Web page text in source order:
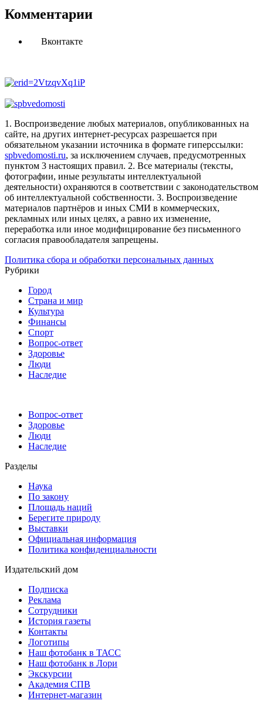
Комментарии
Вконтакте
1. Воспроизведение любых материалов, опубликованных на
сайте, на других интернет-ресурсах разрешается при
обязательном указании источника в формате гиперссылки:
spbvedomosti.ru, за исключением случаев, предусмотренных
пунктом 3 настоящих правил. 2. Все материалы (тексты,
фотографии, иные результаты интеллектуальной
деятельности) охраняются в соответствии с законодательством
об интеллектуальной собственности. 3. Воспроизведение
материалов партнёров и иных СМИ в коммерческих,
рекламных или иных целях, а равно их изменение,
переработка или иное модифицирование без письменного
согласия правообладателя запрещены.
Политика сбора и обработки персональных данных
Рубрики
Город
Страна и мир
Культура
Финансы
Спорт
Вопрос-ответ
Здоровье
Люди
Наследие
Вопрос-ответ
Здоровье
Люди
Наследие
Разделы
Наука
По закону
Площадь наций
Берегите природу
Выставки
Официальная информация
Политика конфиденциальности
Издательский дом
Подписка
Реклама
Сотрудники
История газеты
Контакты
Логотипы
Наш фотобанк в ТАСС
Наш фотобанк в Лори
Экскурсии
Академия СПВ
Интернет-магазин